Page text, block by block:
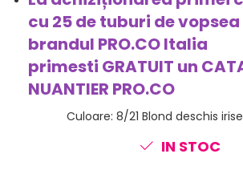
cu 25 de tuburi de
brandul PRO.CO Italia
primesti GRATUIT un
NUANTIER PRO.CO
Culoare: 8/21 Blond deschis
IN STOC